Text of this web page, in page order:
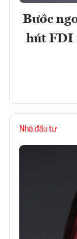
Bước
hút FDI
Nhà đầu tư